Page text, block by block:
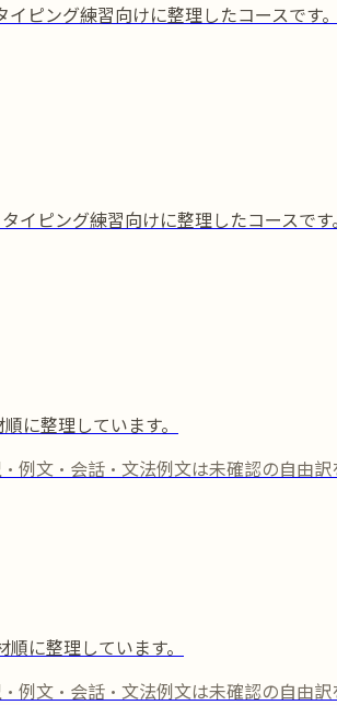
ピング練習向けに整理したコースです
ピング練習向けに整理したコースで
に整理しています。
文・会話・文法例文は未確認の自由訳
に整理しています。
文・会話・文法例文は未確認の自由訳